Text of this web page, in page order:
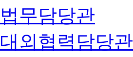
법무담당관
대외협력담당관